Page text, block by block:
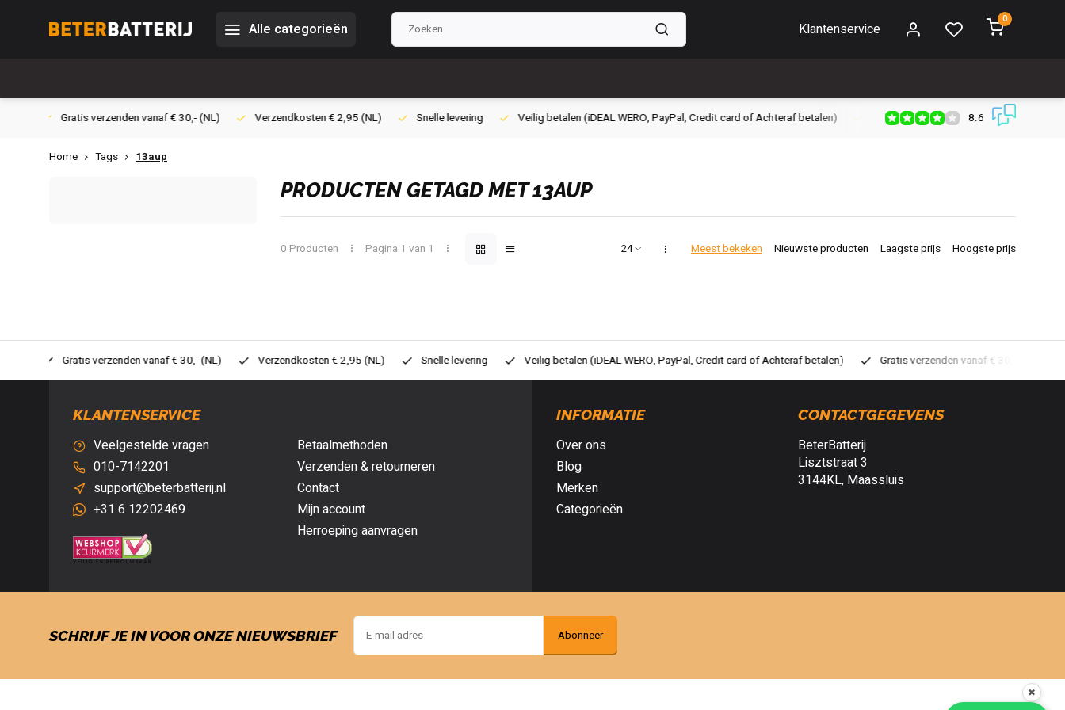
Alle categorieën Klantenservice
0
€ 30,- (NL) Verzendkosten € 2,95 (NL) Snelle levering Veilig betalen (iDEAL WERO, PayPal, Credit card of Achteraf betalen) Gratis verzenden vanaf € 30,- (NL) Verzendkosten € 2,95 (NL)
8.6
Home Tags 13aup
PRODUCTEN GETAGD MET 13AUP
0 Producten Pagina 1 van 1 Meest bekeken Nieuwste producten Laagste prijs Hoogste prijs
€ 30,- (NL) Verzendkosten € 2,95 (NL) Snelle levering Veilig betalen (iDEAL WERO, PayPal, Credit card of Achteraf betalen) Gratis verzenden vanaf € 30,- (NL) Verzendkosten € 2,95 (NL)
KLANTENSERVICE
Veelgestelde vragen
010-7142201
support@beterbatterij.nl
+31 6 12202469
Betaalmethoden
Verzenden & retourneren
Contact
Mijn account
Herroeping aanvragen
INFORMATIE
Over ons
Blog
Merken
Categorieën
CONTACTGEGEVENS
BeterBatterij
Lisztstraat 3
3144KL, Maassluis
SCHRIJF JE IN VOOR ONZE NIEUWSBRIEF Abonneer
✖